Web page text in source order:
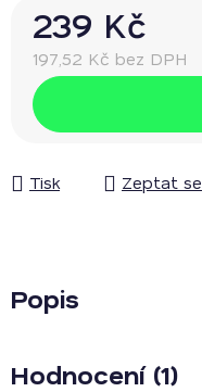
239 Kč
197,52 Kč bez DPH
Měrná cena:
Tisk Zeptat se
Popis
Hodnocení (1)